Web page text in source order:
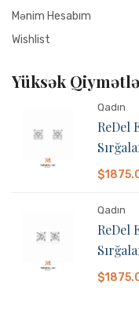
Mənim Hesabım
Wishlist
Yüksək
Qadın
ReDel
Qadın
ReDel